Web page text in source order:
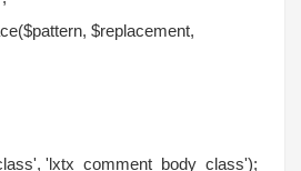
$replacement,
'lxtx_comment_body_class');